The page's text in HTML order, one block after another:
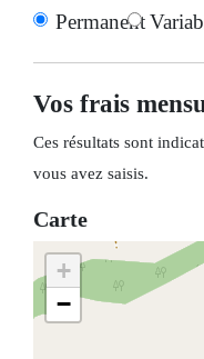
Permanent
Vos frais
Ces résultats sont
vous avez saisis.
Carte
+
−